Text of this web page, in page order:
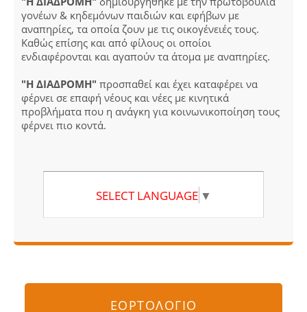
γονέων & κηδεμόνων παιδιών και εφήβων με
αναπηρίες, τα οποία ζουν με τις οικογένειές τους.
Καθώς επίσης και από φίλους οι οποίοι
ενδιαφέρονται και αγαπούν τα άτομα με αναπηρίες.
"Η ΔΙΑΔΡΟΜΗ" προσπαθεί και έχει καταφέρει να
φέρνει σε επαφή νέους και νέες με κινητικά
προβλήματα που η ανάγκη για κοινωνικοποίηση τους
φέρνει πιο κοντά.
SELECT LANGUAGE ▼
ΕΟΡΤΟΛΟΓΙΟ